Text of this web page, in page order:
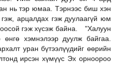
нь тэр юмaa. Тэрнээс биш хэн
гэж, арцалдах гэж дуулаагүй юм
гэж хүсэж байна. "Халуун
хэмнэлээр дуулж байгаа.
уран бүтээлүүдийг өөрийн
ирсэн хүмүүс Эх орноороо